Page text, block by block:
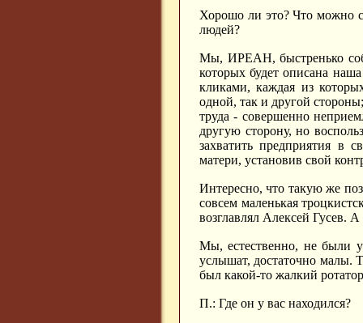
Хорошо ли это? Что можно
людей?
Мы, ИРЕАН, быстренько
которых будет описана
кликами, каждая из
одной, так и другой
труда - совершенно
другую сторону, но
захватить предприятия в
матери, установив свой
Интересно, что такую же
совсем маленькая
возглавлял Алексей Гусев.
Мы, естественно, не были
услышат, достаточно малы.
был какой-то жалкий
П.: Где он у вас находился?